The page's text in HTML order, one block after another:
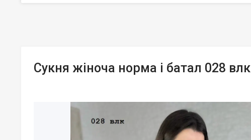
Сукня жіноча норма і батал 028 влк